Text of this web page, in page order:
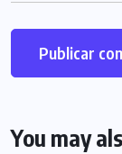
You may